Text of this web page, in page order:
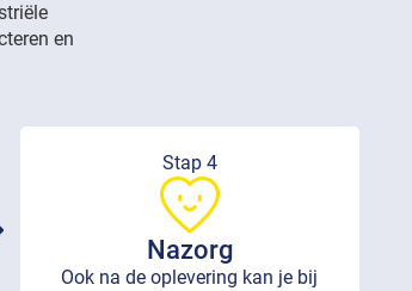
en
Stap 4
Nazorg
Ook na de oplevering kan je bij